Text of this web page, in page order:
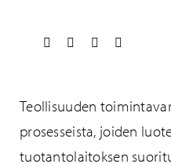
Teollisuuden
prosesseista, joiden
tuotantolaitoksen